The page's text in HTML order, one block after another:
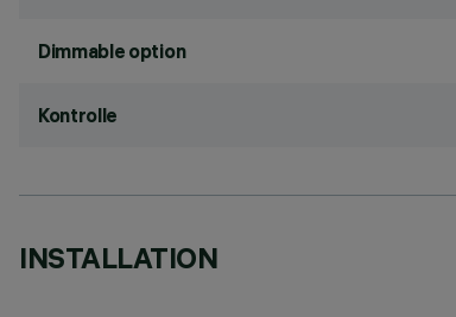
Dimmable option
Kontrolle
INSTALLATION